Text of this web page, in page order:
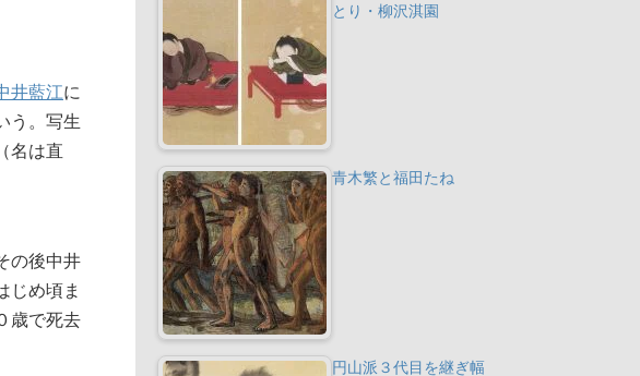
井藍江に
う。写生
名は直
の後中井
じめ頃ま
歳で死去
とり・柳沢淇園
青木繁と福田たね
円山派３代目を継ぎ幅